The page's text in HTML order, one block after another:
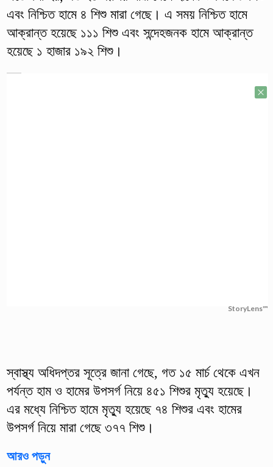
এবং নিশ্চিত হামে ৪ শিশু মারা গেছে। এ সময় নিশ্চিত হামে
আক্রান্ত হয়েছে ১১১ শিশু এবং সন্দেহজনক হামে আক্রান্ত
হয়েছে ১ হাজার ১৯২ শিশু।
StoryLens™
স্বাস্থ্য অধিদপ্তর সূত্রে জানা গেছে, গত ১৫ মার্চ থেকে এখন
পর্যন্ত হাম ও হামের উপসর্গ নিয়ে ৪৫১ শিশুর মৃত্যু হয়েছে।
এর মধ্যে নিশ্চিত হামে মৃত্যু হয়েছে ৭৪ শিশুর এবং হামের
উপসর্গ নিয়ে মারা গেছে ৩৭৭ শিশু।
আরও পড়ুন